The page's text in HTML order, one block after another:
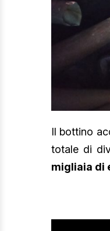
Il bottino
totale di
migliaia di